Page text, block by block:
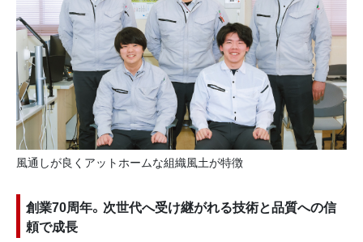
風通しが良くアットホームな組織風土が特徴
創業70周年。次世代へ受け継がれる技術と品質への信
頼で成長